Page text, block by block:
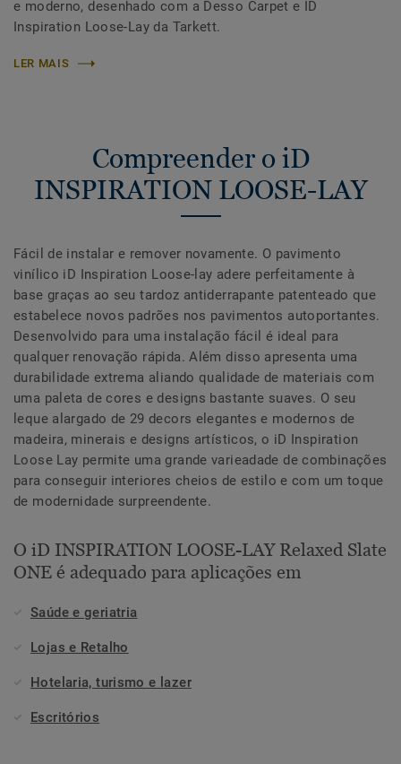
e moderno, desenhado com a Desso Carpet e ID
Inspiration Loose-Lay da Tarkett.
LER MAIS
Compreender o iD
INSPIRATION LOOSE-LAY
Fácil de instalar e remover novamente. O pavimento
vinílico iD Inspiration Loose-lay adere perfeitamente à
base graças ao seu tardoz antiderrapante patenteado que
estabelece novos padrões nos pavimentos autoportantes.
Desenvolvido para uma instalação fácil é ideal para
qualquer renovação rápida. Além disso apresenta uma
durabilidade extrema aliando qualidade de materiais com
uma paleta de cores e designs bastante suaves. O seu
leque alargado de 29 decors elegantes e modernos de
madeira, minerais e designs artísticos, o iD Inspiration
Loose Lay permite uma grande varieadade de combinações
para conseguir interiores cheios de estilo e com um toque
de modernidade surpreendente.
O iD INSPIRATION LOOSE-LAY Relaxed Slate
ONE é adequado para aplicações em
Saúde e geriatria
Lojas e Retalho
Hotelaria, turismo e lazer
Escritórios